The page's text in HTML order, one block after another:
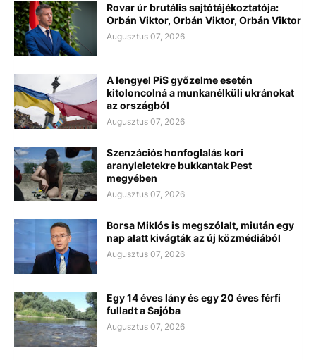
Rovar úr brutális sajtótájékoztatója:
Orbán Viktor, Orbán Viktor, Orbán Viktor
Augusztus 07, 2026
A lengyel PiS győzelme esetén
kitoloncolná a munkanélküli ukránokat
az országból
Augusztus 07, 2026
Szenzációs honfoglalás kori
aranyleletekre bukkantak Pest
megyében
Augusztus 07, 2026
Borsa Miklós is megszólalt, miután egy
nap alatt kivágták az új közmédiából
Augusztus 07, 2026
Egy 14 éves lány és egy 20 éves férfi
fulladt a Sajóba
Augusztus 07, 2026